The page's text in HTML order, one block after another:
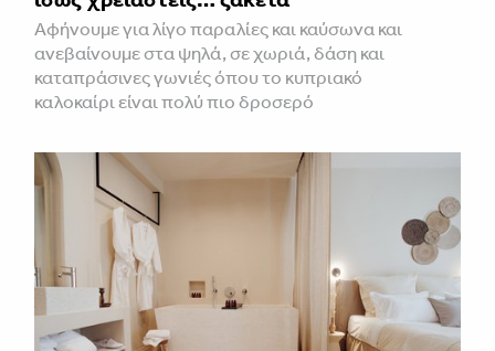
Αφήνουμε για λίγο παραλίες και καύσωνα και
ανεβαίνουμε στα ψηλά, σε χωριά, δάση και
καταπράσινες γωνιές όπου το κυπριακό
καλοκαίρι είναι πολύ πιο δροσερό